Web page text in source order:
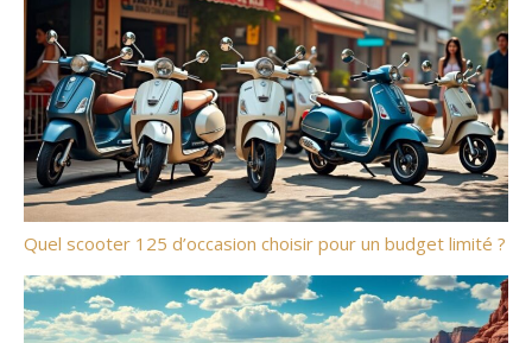
Quel scooter 125 d’occasion choisir pour un budget limité ?